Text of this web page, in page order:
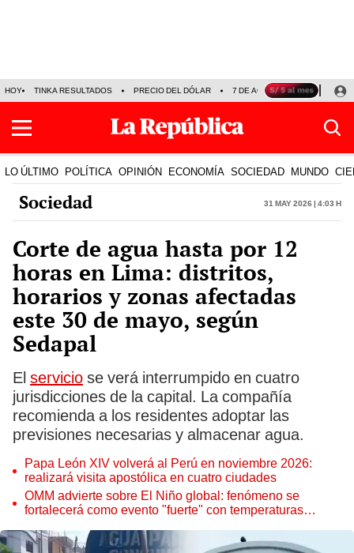
HOY TINKA RESULTADOS PRECIO DEL DÓLAR 7 DE AGOSTO OLLANTA
LO ÚLTIMO POLÍTICA OPINIÓN ECONOMÍA SOCIEDAD MUNDO
Sociedad 31 May 2026 | 4:03 h
Corte de agua hasta por 12
horas en Lima: distritos,
horarios y zonas afectadas
este 30 de mayo, según
Sedapal
El servicio se verá interrumpido en cuatro
jurisdicciones de la capital. La compañía
recomienda a los residentes adoptar las
previsiones necesarias y almacenar agua.
Papa León XIV volverá al Perú en noviembre 2026:
realizará visita apostólica en cuatro ciudades
OMM advierte sobre El Niño global: fenómeno se
fortalecerá como evento "fuerte" con temperaturas